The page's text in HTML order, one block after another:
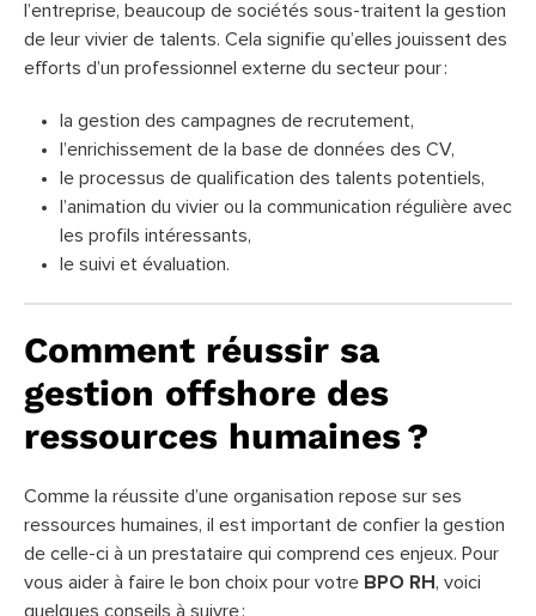
l’entreprise, beaucoup de sociétés sous-traitent la gestion
de leur vivier de talents. Cela signifie qu’elles jouissent des
efforts d’un professionnel externe du secteur pour :
la gestion des campagnes de recrutement,
l’enrichissement de la base de données des CV,
le processus de qualification des talents potentiels,
l’animation du vivier ou la communication régulière avec
les profils intéressants,
le suivi et évaluation.
Comment réussir sa
gestion offshore des
ressources humaines ?
Comme la réussite d’une organisation repose sur ses
ressources humaines, il est important de confier la gestion
de celle-ci à un prestataire qui comprend ces enjeux. Pour
vous aider à faire le bon choix pour votre BPO RH , voici
quelques conseils à suivre :